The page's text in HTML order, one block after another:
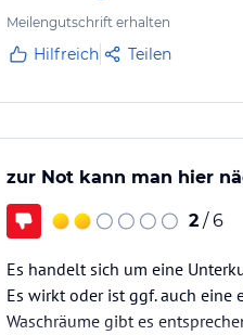
Meilengutschrift erhalten
Hilfreich Teilen
zur Not kann man hier
2 / 6
Es handelt sich um eine
Es wirkt oder ist ggf. auch eine
Waschräume gibt es